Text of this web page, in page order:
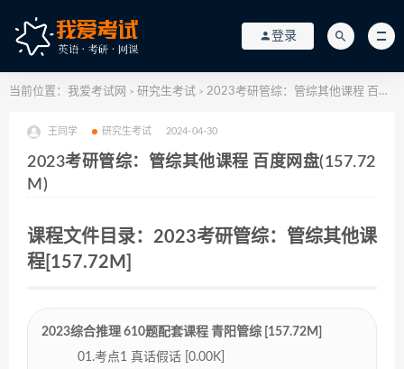
登录
当前位置： 我爱考试网 > 研究生考试 > 2023考研管综：管综其他课程 百度网盘(157.72M)
王同学 研究生考试 2024-04-30
2023考研管综：管综其他课程 百度网盘(157.72
M)
课程文件目录：2023考研管综：管综其他课
程[157.72M]
2023综合推理 610题配套课程 青阳管综 [157.72M]
01.考点1 真话假话 [0.00K]